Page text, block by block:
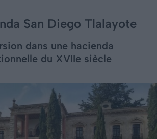
San Diego Tlalayote
dans une hacienda
du XVIIe siècle